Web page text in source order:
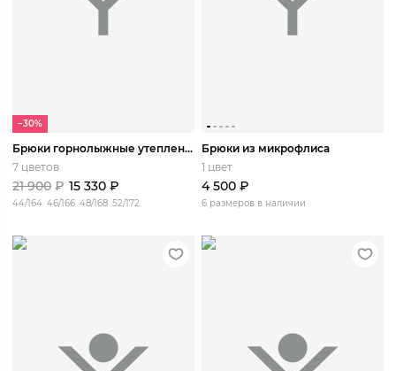
−30%
Брюки горнолыжные утепленные Таклик
7 цветов
21 900 ₽ 15 330 ₽
44/164 46/166 48/168 52/172
Брюки из микрофлиса
1 цвет
4 500 ₽
6 размеров в наличии